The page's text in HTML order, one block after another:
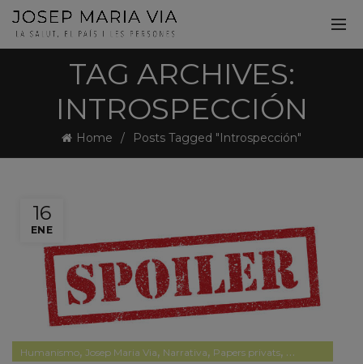
TAG ARCHIVES:
INTROSPECCIÓN
Home Posts Tagged "Introspección"
16
ENE
Humanismo, Josep Maria Via, Narrativa, Papers privats, Pensamiento